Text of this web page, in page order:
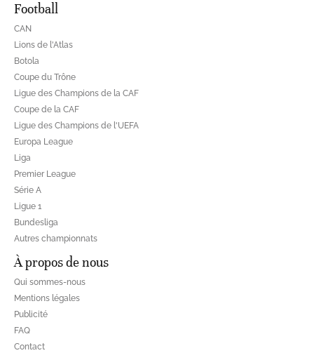
Football
CAN
Lions de l'Atlas
Botola
Coupe du Trône
Ligue des Champions de la CAF
Coupe de la CAF
Ligue des Champions de l'UEFA
Europa League
Liga
Premier League
Série A
Ligue 1
Bundesliga
Autres championnats
À propos de nous
Qui sommes-nous
Mentions légales
Publicité
FAQ
Contact